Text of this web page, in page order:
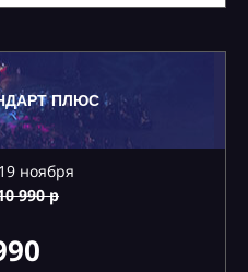
ПЛЮС
ноября
990 р